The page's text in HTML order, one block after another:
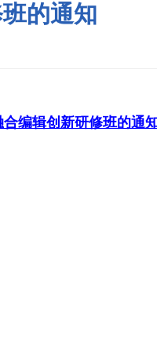
的通知
编辑创新研修班的通